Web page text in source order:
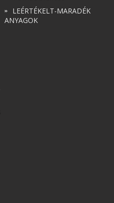
LEÉRTÉKELT-MARADÉK
ANYAGOK